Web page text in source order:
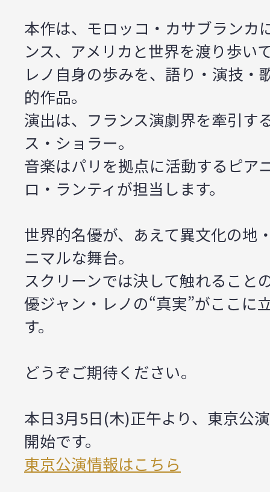
本作は、モロッコ・カサブランカ
ンス、アメリカと世界を渡り歩い
レノ自身の歩みを、語り・演技・
的作品。
演出は、フランス演劇界を牽引す
ス・ショラー。
音楽はパリを拠点に活動するピア
ロ・ランティが担当します。
世界的名優が、あえて異文化の地
ニマルな舞台。
スクリーンでは決して触れること
優ジャン・レノの“真実”がここに
す。
どうぞご期待ください。
本日3月5日(木)正午より、東京公
開始です。
東京公演情報はこちら